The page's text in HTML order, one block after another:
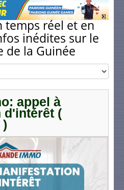
temps réel et en
inédites sur le
de la Guinée
appel à
d'intérêt (